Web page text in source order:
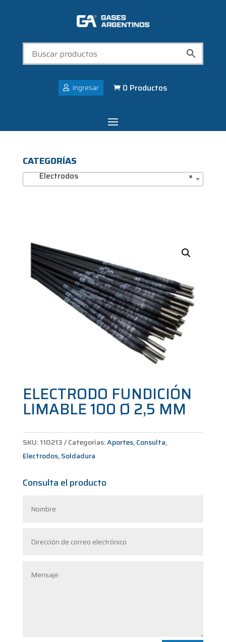
Ingresar  0 Productos
CATEGORÍAS
×
Electrodos
ELECTRODO FUNDICIÓN
LIMABLE 100 Ø 2,5 MM
SKU:110213 Categorías:Aportes,Consulta,
Electrodos,Soldadura
Consulta el producto